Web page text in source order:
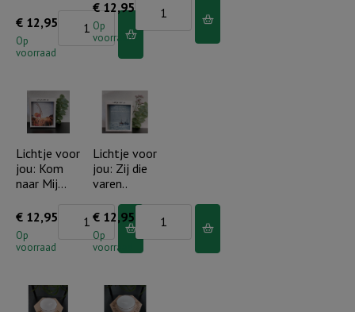
€ 12,95
Op
voorraad
Lichtje
dan
de
golven..
aantal
€ 12,95
Op
voorraad
Lichtje
voor
de
Heer..
aantal
Lichtje voor
jou: Kom
naar Mij…
€ 12,95
Op
voorraad
Lichtje
naar
Lichtje voor
jou: Zij die
varen..
€ 12,95
Op
voorraad
Lichtje
voor
jou:
die